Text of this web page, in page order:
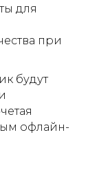
для
при
будут
офлайн-